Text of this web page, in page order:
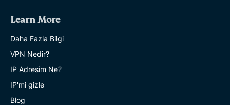
Learn More
Daha Fazla Bilgi
VPN Nedir?
IP Adresim Ne?
IP'mi gizle
Blog